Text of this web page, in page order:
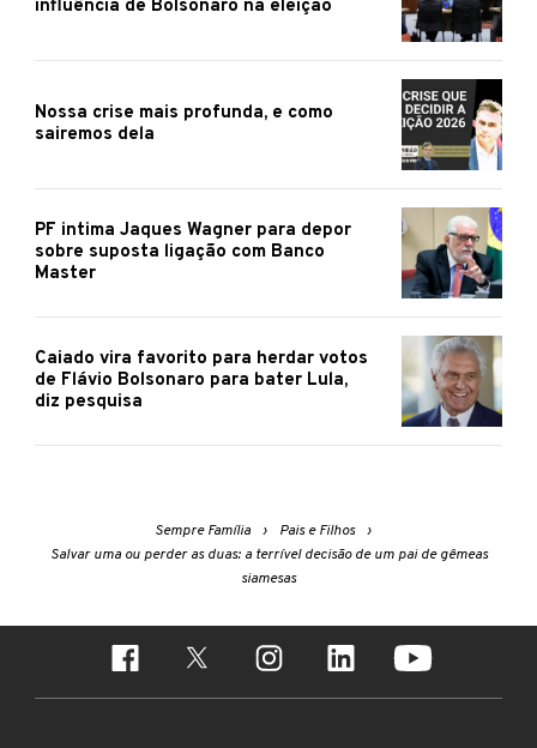
influência de Bolsonaro na eleição
Nossa crise mais profunda, e como
sairemos dela
PF intima Jaques Wagner para depor
sobre suposta ligação com Banco
Master
Caiado vira favorito para herdar votos
de Flávio Bolsonaro para bater Lula,
diz pesquisa
Sempre Família
Pais e Filhos
Salvar uma ou perder as duas: a terrível decisão de um pai de gêmeas
siamesas